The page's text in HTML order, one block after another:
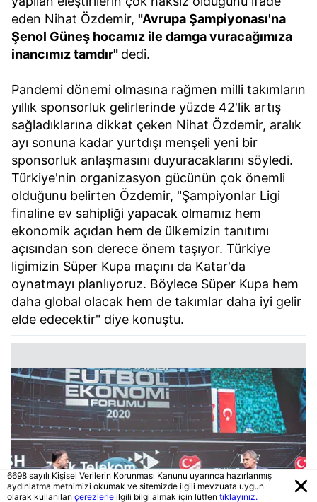
eden Nihat Özdemir, "Avrupa Şampiyonası'na
Şenol Güneş hocamız ile damga vuracağımıza
inancımız tamdır" dedi.
Pandemi dönemi olmasına rağmen milli takımların
yıllık sponsorluk gelirlerinde yüzde 42'lik artış
sağladıklarına dikkat çeken Nihat Özdemir, aralık
ayı sonuna kadar yurtdışı menşeli yeni bir
sponsorluk anlaşmasını duyuracaklarını söyledi.
Türkiye'nin organizasyon gücünün çok önemli
olduğunu belirten Özdemir, "Şampiyonlar Ligi
finaline ev sahipliği yapacak olmamız hem
ekonomik açıdan hem de ülkemizin tanıtımı
açısından son derece önem taşıyor. Türkiye
ligimizin Süper Kupa maçını da Katar'da
oynatmayı planlıyoruz. Böylece Süper Kupa hem
daha global olacak hem de takımlar daha iyi gelir
elde edecektir" diye konuştu.
6698 sayılı Kişisel Verilerin Korunması Kanunu uyarınca hazırlanmış
aydınlatma metnimizi okumak ve sitemizde ilgili mevzuata uygun
olarak kullanılan çerezlerle ilgili bilgi almak için lütfen tıklayınız.